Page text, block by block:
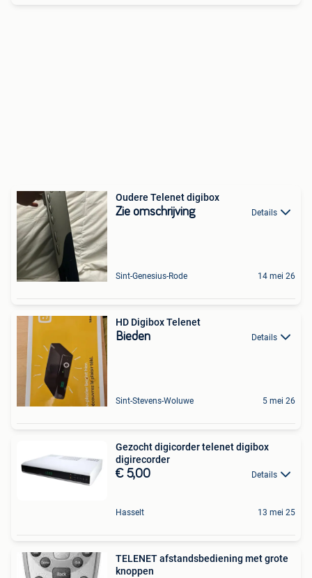
Oudere Telenet digibox
Zie omschrijving Details
Sint-Genesius-Rode 14 mei 26
HD Digibox Telenet
Bieden Details
Sint-Stevens-Woluwe 5 mei 26
Gezocht digicorder telenet digibox
digirecorder
€ 5,00 Details
Hasselt 13 mei 25
TELENET afstandsbediening met grote
knoppen